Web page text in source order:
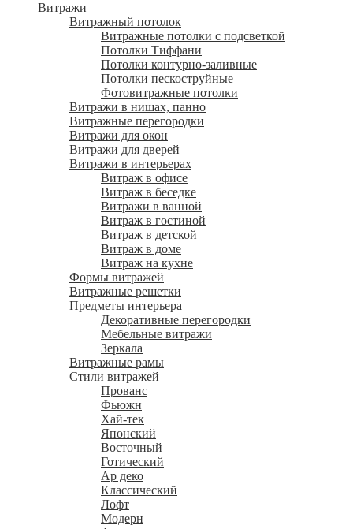
Витражи
Витражный потолок
Витражные потолки с подсветкой
Потолки Тиффани
Потолки контурно-заливные
Потолки пескоструйные
Фотовитражные потолки
Витражи в нишах, панно
Витражные перегородки
Витражи для окон
Витражи для дверей
Витражи в интерьерах
Витраж в офисе
Витраж в беседке
Витражи в ванной
Витраж в гостиной
Витраж в детской
Витраж в доме
Витраж на кухне
Формы витражей
Витражные решетки
Предметы интерьера
Декоративные перегородки
Мебельные витражи
Зеркала
Витражные рамы
Стили витражей
Прованс
Фьюжн
Хай-тек
Японский
Восточный
Готический
Ар деко
Классический
Лофт
Модерн